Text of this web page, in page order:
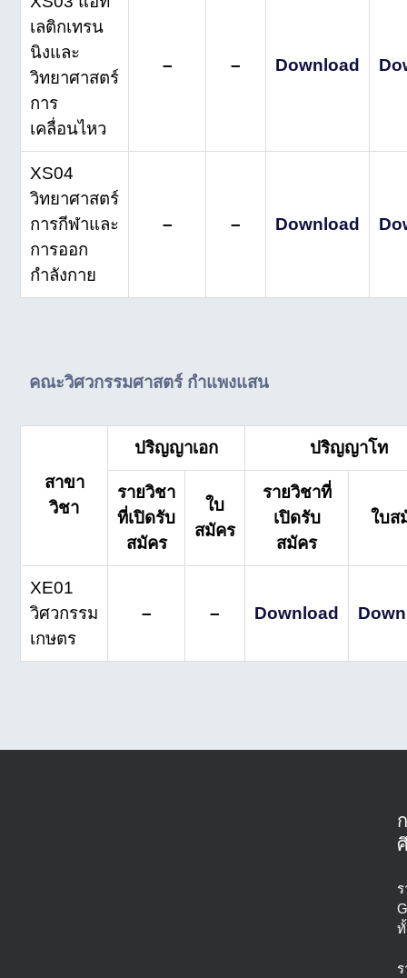
เลติกเทรน
นิงและ
วิทยาศาสตร์
การ
เคลื่อนไหว
– – Download
XS04
วิทยาศาสตร์
การกีฬาและ
การออก
กำลังกาย
– – Download
คณะวิศวกรรมศาสตร์ กำแพงแสน
สาขา
วิชา
ปริญญาเอก ปริญญาโท
รายวิชา
ที่เปิดรับ
สมัคร
ใบ
สมัคร
รายวิชาที่
เปิดรับ
สมัคร
ใบส
XE01
วิศวกรรม
เกษตร
– – Download